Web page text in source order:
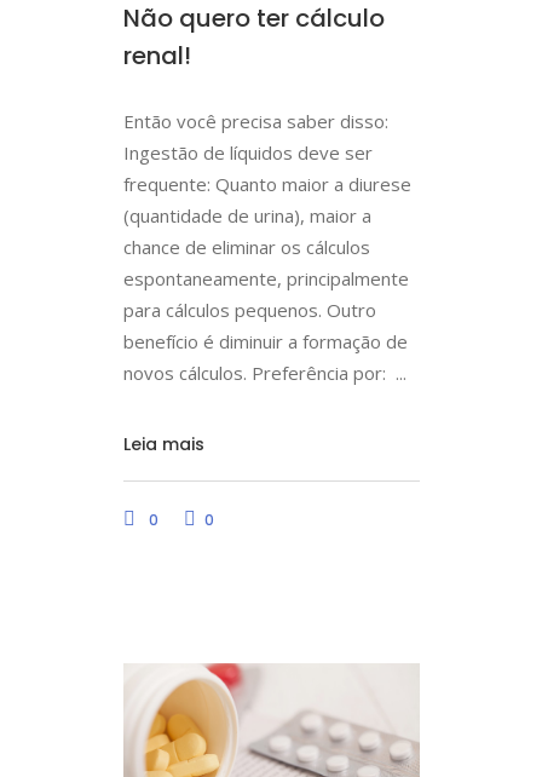
Não quero ter cálculo
renal!
Então você precisa saber disso:
Ingestão de líquidos deve ser
frequente: Quanto maior a diurese
(quantidade de urina), maior a
chance de eliminar os cálculos
espontaneamente, principalmente
para cálculos pequenos. Outro
benefício é diminuir a formação de
novos cálculos. Preferência por:
Leia mais
0 0